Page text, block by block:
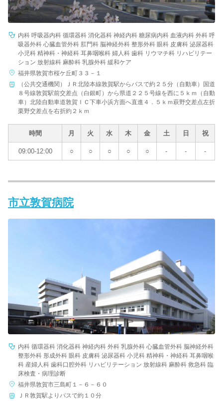
内科 呼吸器内科 循環器科 消化器科 神経内科 糖尿病内科 血液内科 外科 呼
吸器外科 心臓血管外科 肛門科 脳神経外科 整形外科 眼科 皮膚科 泌尿器科
小児科 精神科・神経科 耳鼻咽喉科 婦人科 歯科 リウマチ科 リハビリテー
ション 放射線科 麻酔科 乳腺外科 緩和ケア
福井県敦賀市桜ケ丘町３３－１
（公共交通機関）ＪＲ北陸本線敦賀駅からバスで約２５分（自動車）国道
８号線敦賀駅前交差点（白銀町）から県道２２５号線を西に５ｋｍ（自動
車）北陸自動車道敦賀ＩＣ下車小浜方面へ直進４．５ｋｍ萩野交差点左折
栗野交差点を右折約２ｋｍ
時間 月 火 水 木 金 土 日 祝
09:00-12:00 ○ ○ ○ ○ ○ - - -
市立敦賀病院
内科 循環器科 消化器科 神経内科 外科 乳腺外科 心臓血管外科 脳神経外科
整形外科 形成外科 眼科 皮膚科 泌尿器科 小児科 精神科・神経科 耳鼻咽喉
科 産婦人科 歯科口腔外科 リハビリテーション 放射線科 麻酔科 救急科 臨
床検査・病理診断
福井県敦賀市三島町１－６－６０
ＪＲ敦賀駅よりバスで約１０分